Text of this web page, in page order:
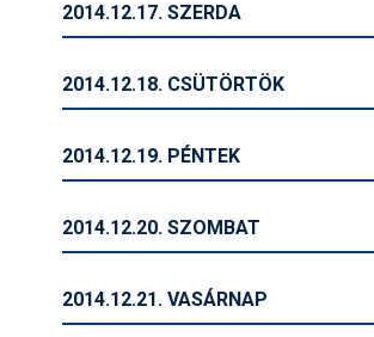
2014.12.17. SZERDA
2014.12.18. CSÜTÖRTÖK
2014.12.19. PÉNTEK
2014.12.20. SZOMBAT
2014.12.21. VASÁRNAP